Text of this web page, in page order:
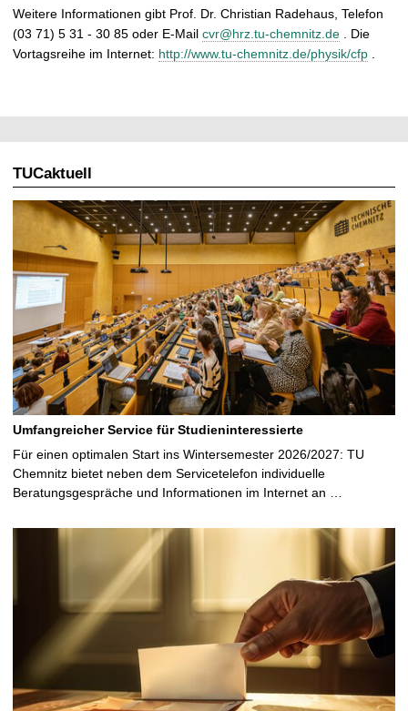
Weitere Informationen gibt Prof. Dr. Christian Radehaus, Telefon
(03 71) 5 31 - 30 85 oder E-Mail cvr@hrz.tu-chemnitz.de . Die
Vortagsreihe im Internet: http://www.tu-chemnitz.de/physik/cfp .
TUCaktuell
Umfangreicher Service für Studieninteressierte
Für einen optimalen Start ins Wintersemester 2026/2027: TU
Chemnitz bietet neben dem Servicetelefon individuelle
Beratungsgespräche und Informationen im Internet an …